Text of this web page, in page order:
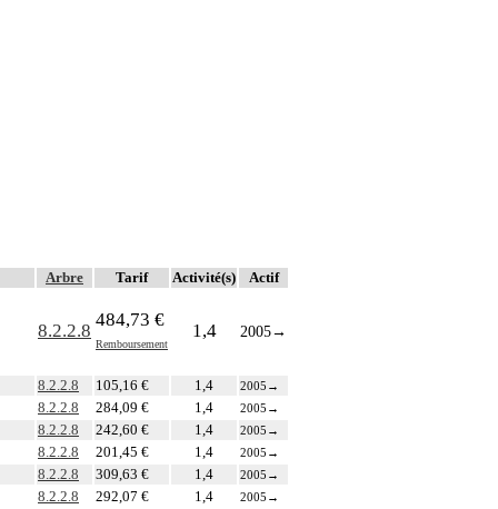
Arbre Tarif Activité(s) Actif
8.2.2.8
484,73 €
Remboursement
1,4 2005→
8.2.2.8 105,16 € 1,4 2005 →
8.2.2.8 284,09 € 1,4 2005 →
8.2.2.8 242,60 € 1,4 2005 →
8.2.2.8 201,45 € 1,4 2005 →
8.2.2.8 309,63 € 1,4 2005 →
8.2.2.8 292,07 € 1,4 2005 →